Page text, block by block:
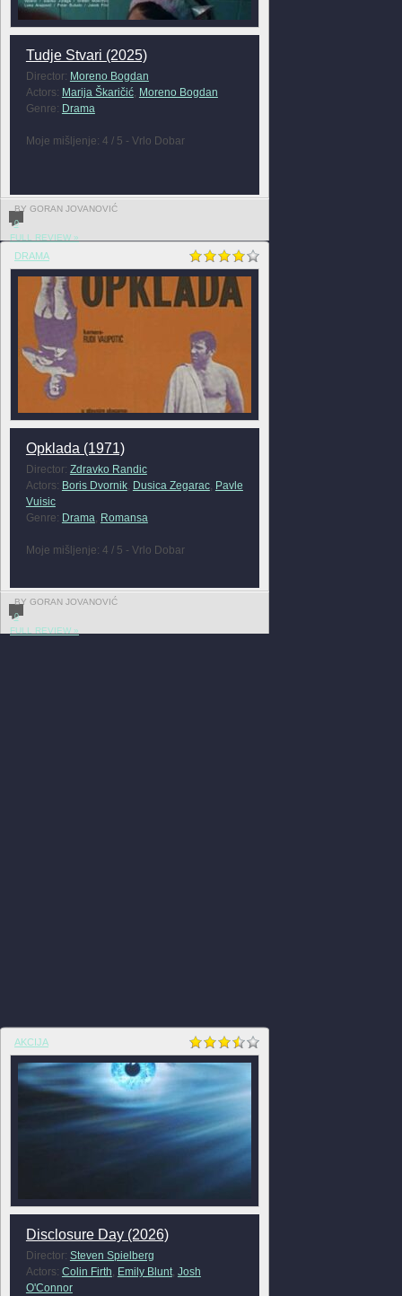
Tudje Stvari (2025)
Director: Moreno Bogdan
Actors: Marija Škaričić, Moreno Bogdan
Genre: Drama
Moje mišljenje: 4 / 5 - Vrlo Dobar
BY GORAN JOVANOVIĆ
0
FULL REVIEW »
DRAMA
Opklada (1971)
Director: Zdravko Randic
Actors: Boris Dvornik, Dusica Zegarac, Pavle
Vuisic
Genre: Drama, Romansa
Moje mišljenje: 4 / 5 - Vrlo Dobar
BY GORAN JOVANOVIĆ
0
FULL REVIEW »
AKCIJA
Disclosure Day (2026)
Director: Steven Spielberg
Actors: Colin Firth, Emily Blunt, Josh
O'Connor